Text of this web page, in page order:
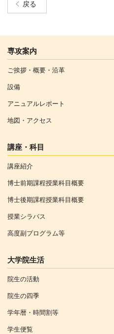
戻る
専攻案内
ご挨拶・概要・沿革
設備
アニュアルレポート
地図・アクセス
講座・科目
講座紹介
博士前期課程授業科目概要
博士後期課程授業科目概要
授業シラバス
高度副プログラム等
大学院生活
院生の活動
院生の四季
学年暦・時間割等
学生便覧